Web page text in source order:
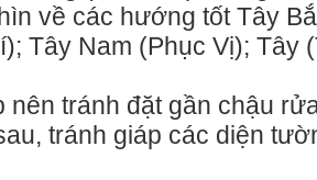
về các hướng tốt Tây
Tây Nam (Phục Vị); Tây
nên tránh đặt gần chậu
tránh giáp các diện